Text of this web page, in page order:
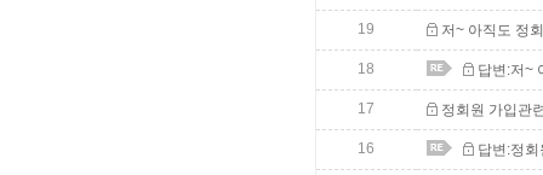
19 저~ 아직도 정
18 답변:저~
17 정회원 가입관
16 답변:정